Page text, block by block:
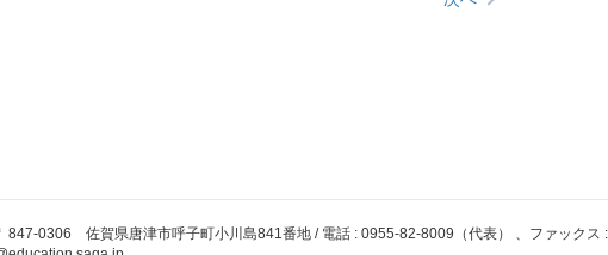
847-0306 佐賀県唐津市呼子町小川島841番地 / 電話 : 0955-82-8009（代表） 、ファックス